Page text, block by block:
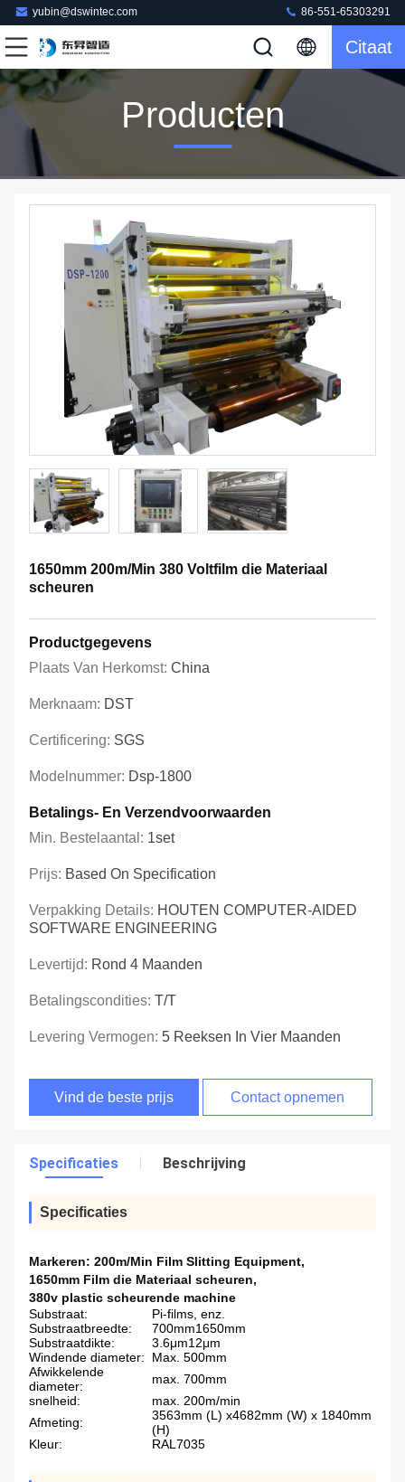
yubin@dswintec.com 86-551-65303291
Citaat
Producten
1650mm 200m/Min 380 Voltfilm die Materiaal
scheuren
Productgegevens
Plaats Van Herkomst: China
Merknaam: DST
Certificering: SGS
Modelnummer: Dsp-1800
Betalings- En Verzendvoorwaarden
Min. Bestelaantal: 1set
Prijs: Based On Specification
Verpakking Details: HOUTEN COMPUTER-AIDED
SOFTWARE ENGINEERING
Levertijd: Rond 4 Maanden
Betalingscondities: T/T
Levering Vermogen: 5 Reeksen In Vier Maanden
Vind de beste prijs Contact opnemen
Specificaties Beschrijving
Specificaties
Markeren: 200m/Min Film Slitting Equipment,
1650mm Film die Materiaal scheuren,
380v plastic scheurende machine
Substraat:
Pi-films, enz.
Substraatbreedte:
700mm1650mm
Substraatdikte:
3.6μm12μm
Windende diameter:
Max. 500mm
Afwikkelende
diameter:
max. 700mm
snelheid:
max. 200m/min
Afmeting:
3563mm (L) x4682mm (W) x 1840mm
(H)
Kleur:
RAL7035